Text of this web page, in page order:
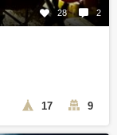
28 2
17 9